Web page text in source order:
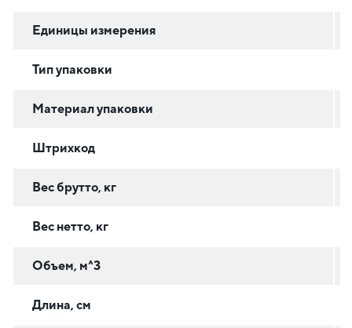
Единицы измерения
Тип упаковки
Материал упаковки
Штрихкод
Вес брутто, кг
Вес нетто, кг
Объем, м^3
Длина, см